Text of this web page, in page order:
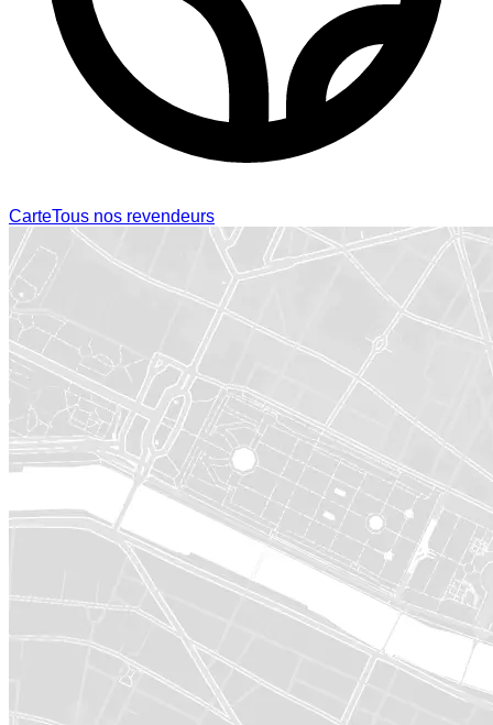
CarteTous nos revendeurs